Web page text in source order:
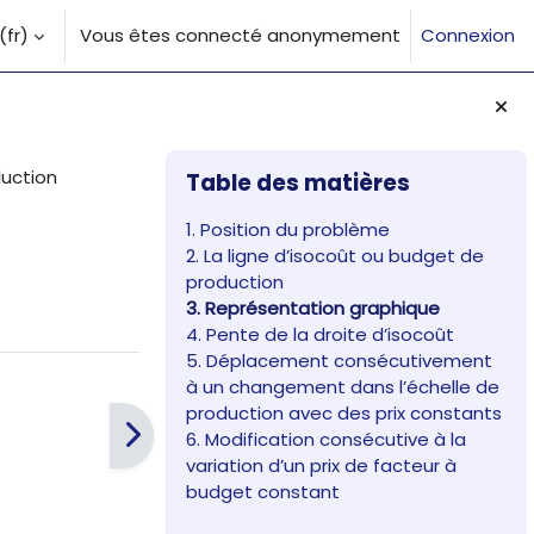
saisie de recherche
Vous êtes connecté anonymement Connexion
Blocs
Table des matières
1. Position du problème
2. La ligne d’isocoût ou budget de
production
3. Représentation graphique
4. Pente de la droite d’isocoût
5. Déplacement consécutivement
à un changement dans l’échelle de
production avec des prix constants
6. Modification consécutive à la
variation d’un prix de facteur à
budget constant